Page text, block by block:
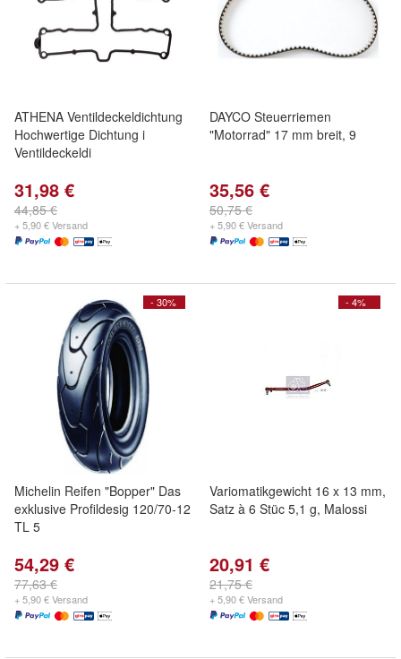
ATHENA Ventildeckeldichtung
Hochwertige Dichtung i
Ventildeckeldi
31,98 €
44,85 €
+ 5,90 € Versand
DAYCO Steuerriemen
"Motorrad" 17 mm breit, 9
35,56 €
50,75 €
+ 5,90 € Versand
- 30%
Michelin Reifen "Bopper" Das
exklusive Profildesig 120/70-12
TL 5
54,29 €
77,63 €
+ 5,90 € Versand
- 4%
Variomatikgewicht 16 x 13 mm,
Satz à 6 Stüc 5,1 g, Malossi
20,91 €
21,75 €
+ 5,90 € Versand